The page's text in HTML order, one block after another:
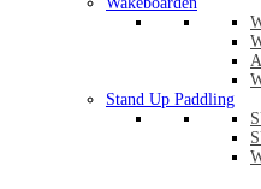
Stand Up Paddling